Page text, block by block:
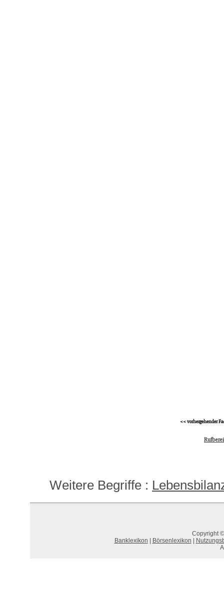
<< vorhergehender
Weitere Begriffe :
Copyright
Banklexikon
Börsenlexikon